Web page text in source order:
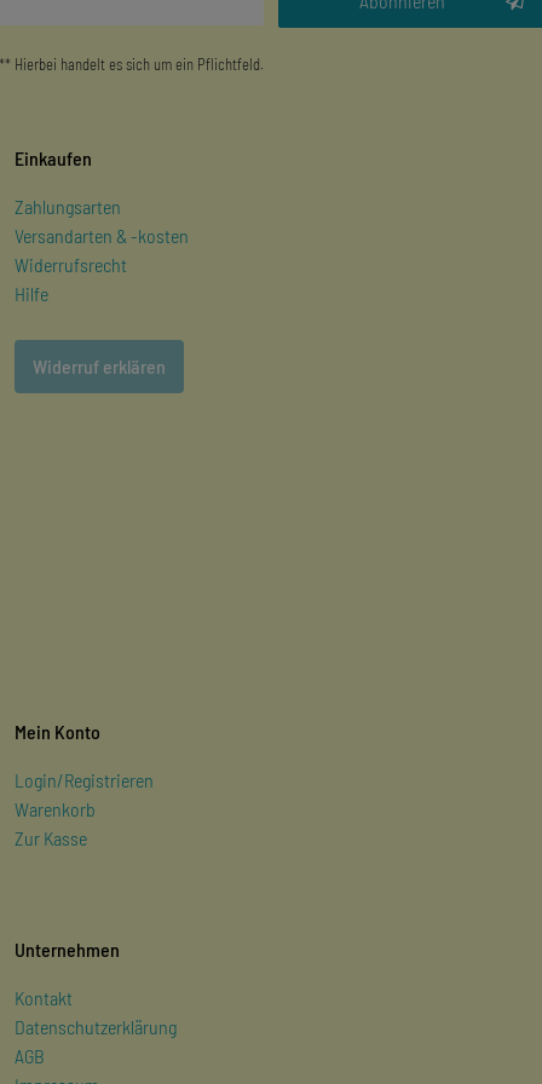
** Hierbei handelt es sich um ein Pflichtfeld.
Einkaufen
Zahlungsarten
Versandarten & -kosten
Widerrufsrecht
Hilfe
Widerruf erklären
Mein Konto
Login/Registrieren
Warenkorb
Zur Kasse
Unternehmen
Kontakt
Datenschutzerklärung
AGB